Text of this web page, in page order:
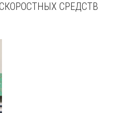
СРЕДСТВ